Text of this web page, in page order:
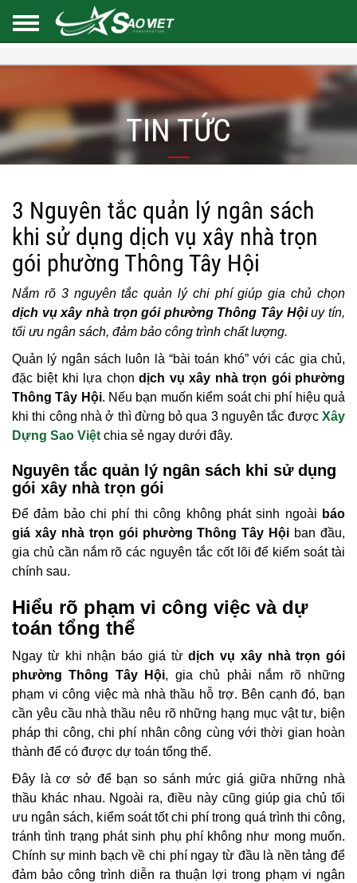
TIN TỨC
3 Nguyên tắc quản lý ngân sách
khi sử dụng dịch vụ xây nhà trọn
gói phường Thông Tây Hội
Nắm rõ 3 nguyên tắc quản lý chi phí giúp gia chủ chọn
dịch vụ xây nhà trọn gói phường Thông Tây Hộiuy tín,
tối ưu ngân sách, đảm bảo công trình chất lượng.
Quản lý ngân sách luôn là “bài toán khó” với các gia chủ,
đặc biệt khi lựa chọndịch vụ xây nhà trọn gói phường
Thông Tây Hội. Nếu bạn muốn kiểm soát chi phí hiệu quả
khi thi công nhà ở thì đừng bỏ qua 3 nguyên tắc được Xây
Dựng Sao Việt chia sẻ ngay dưới đây.
Nguyên tắc quản lý ngân sách khi sử dụng
gói xây nhà trọn gói
Để đảm bảo chi phí thi công không phát sinh ngoài báo
giá xây nhà trọn gói phường Thông Tây Hội ban đầu,
gia chủ cần nắm rõ các nguyên tắc cốt lõi để kiểm soát tài
chính sau.
Hiểu rõ phạm vi công việc và dự
toán tổng thể
Ngay từ khi nhận báo giá từdịch vụ xây nhà trọn gói
phường Thông Tây Hội, gia chủ phải nắm rõ những
phạm vi công việc mà nhà thầu hỗ trợ. Bên cạnh đó, bạn
cần yêu cầu nhà thầu nêu rõ những hạng mục vật tư, biện
pháp thi công, chi phí nhân công cùng với thời gian hoàn
thành để có được dự toán tổng thể.
Đây là cơ sở để bạn so sánh mức giá giữa những nhà
thầu khác nhau. Ngoài ra, điều này cũng giúp gia chủ tối
ưu ngân sách, kiểm soát tốt chi phí trong quá trình thi công,
tránh tình trạng phát sinh phụ phí không như mong muốn.
Chính sự minh bạch về chi phí ngay từ đầu là nền tảng để
đảm bảo công trình diễn ra thuận lợi trong phạm vi ngân